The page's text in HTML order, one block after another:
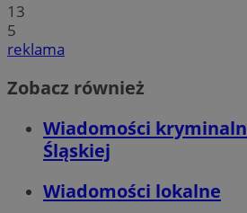
13
5
reklama
Zobacz również
Wiadomości
Śląskiej
Wiadomości lokalne